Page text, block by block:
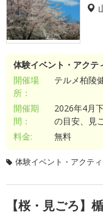
体験イベント・アクテ
開催場
所：
テルメ柏陵
開催期
間：
2026年4月
の目安、見
料金:
無料
体験イベント・アクテ
【桜・見ごろ】